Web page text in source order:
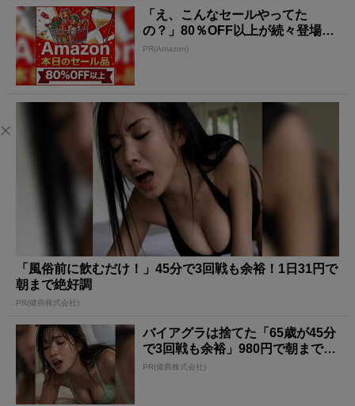
「え、こんなセールやってた
の？」80％OFF以上が続々登場！
Amazonの本気が...
PR(Amazon)
「風俗前に飲むだけ！」45分で3回戦も余裕！1日31円で
朝まで絶好調
PR(健商株式会社)
バイアグラは捨てた「65歳が45分
で3回戦も余裕」980円で朝まで絶
好調！
PR(健商株式会社)